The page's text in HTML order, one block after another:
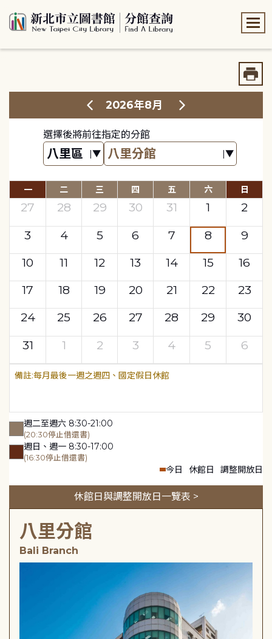
2026年8月
選擇後將前往指定的分館
一 二 三 四 五 六 日
27 28 29 30 31 1
2
3
4 5 6 7 8
9
10
11 12 13 14 15
16
17
18 19 20 21 22
23
24
25 26 27 28 29
30
31
1 2 3 4 5 6
每月最後一週之週四、國定假日休館
週二至週六 8:30-21:00
(20:30停止借還書)
週日、週一 8:30-17:00
(16:30停止借還書)
今日 休館日 調整開放日
休館日與調整開放日一覽表 >
八里分館
Bali Branch